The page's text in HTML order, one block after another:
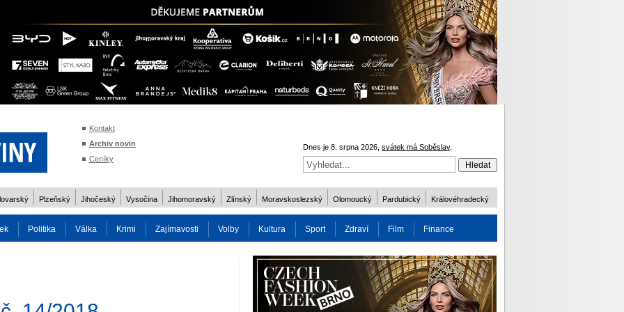
Kontakt
Archiv novin
Ceníky
Dnes je 8. srpna 2026, svátek má Soběslav.
Plzeňský Jihočeský Vysočina Jihomoravský Zlínský Moravskoslezský Olomoucký Pardubický Královéhradecký
Politika Válka Krimi Zajímavosti Volby Kultura Sport Zdraví Film Finance
Charita Osobnost Více ODM 2016